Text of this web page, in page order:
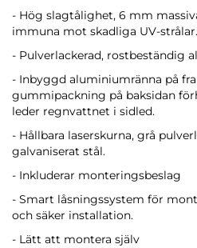
- Hög slagtålighet, 6 mm
immuna mot skadliga UV-strålar.
- Pulverlackerad, rostbeständig
- Inbyggd aluminiumränna på
gummipackning på baksidan
leder regnvattnet i sidled.
- Hållbara laserskurna, grå
galvaniserat stål.
- Inkluderar monteringsbeslag
- Smart låsningssystem för
och säker installation.
- Lätt att montera själv